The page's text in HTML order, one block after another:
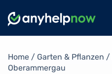
Home / Garten & Pflanzen /
Oberammergau